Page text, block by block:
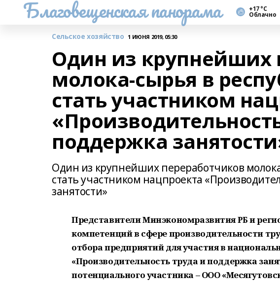
Благовещенская панорама +17 °С
Облачно
Сельское хозяйство 1 ИЮНЯ 2019, 05:30
Один из крупнейших
молока-сырья в
стать участником
поддержка
Один из крупнейших переработчиков
стать участником нацпроекта
занятости»
Представители Минэкономразвития РБ и
компетенций в сфере производительности
отбора предприятий для участия в
«Производительность труда и поддержка
потенциального участника – ООО